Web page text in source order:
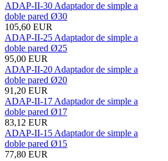
ADAP-II-30 Adaptador de simple a
doble pared Ø30
105,60 EUR
ADAP-II-25 Adaptador de simple a
doble pared Ø25
95,00 EUR
ADAP-II-20 Adaptador de simple a
doble pared Ø20
91,20 EUR
ADAP-II-17 Adaptador de simple a
doble pared Ø17
83,12 EUR
ADAP-II-15 Adaptador de simple a
doble pared Ø15
77,80 EUR